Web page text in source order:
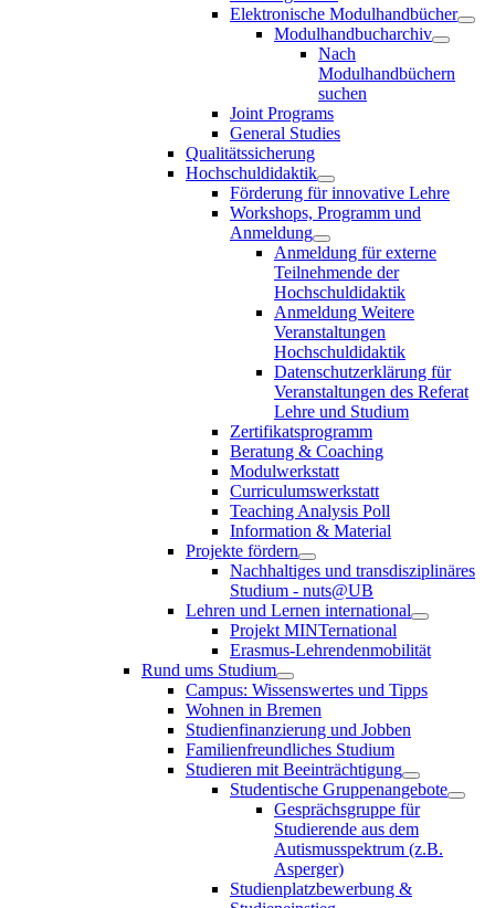
Elektronische Modulhandbücher
Modulhandbucharchiv
Nach
Modulhandbüchern
suchen
Joint Programs
General Studies
Qualitätssicherung
Hochschuldidaktik
Förderung für innovative Lehre
Workshops, Programm und
Anmeldung
Anmeldung für externe
Teilnehmende der
Hochschuldidaktik
Anmeldung Weitere
Veranstaltungen
Hochschuldidaktik
Datenschutzerklärung für
Veranstaltungen des Referat
Lehre und Studium
Zertifikatsprogramm
Beratung & Coaching
Modulwerkstatt
Curriculumswerkstatt
Teaching Analysis Poll
Information & Material
Projekte fördern
Nachhaltiges und transdisziplinäres
Studium - nuts@UB
Lehren und Lernen international
Projekt MINTernational
Erasmus-Lehrendenmobilität
Rund ums Studium
Campus: Wissenswertes und Tipps
Wohnen in Bremen
Studienfinanzierung und Jobben
Familienfreundliches Studium
Studieren mit Beeinträchtigung
Studentische Gruppenangebote
Gesprächsgruppe für
Studierende aus dem
Autismusspektrum (z.B.
Asperger)
Studienplatzbewerbung &